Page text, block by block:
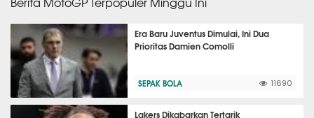
Era Baru Juventus Dimulai, Ini Dua
Prioritas Damien Comolli
SEPAK BOLA 11690
Lakers Dikabarkan Tertarik